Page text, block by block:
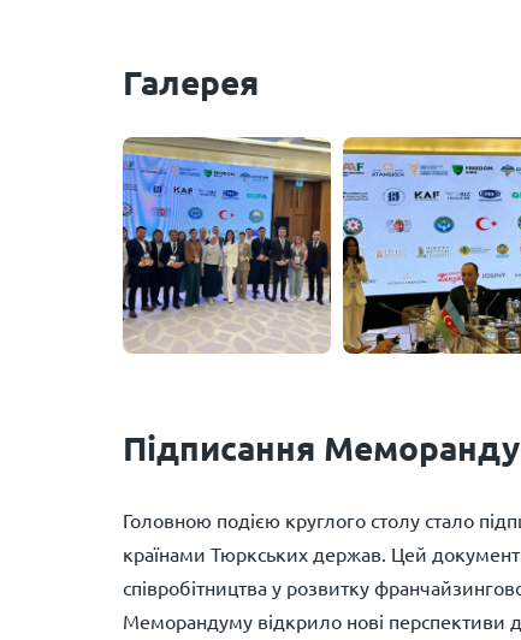
Галерея
Підписання
Головною подією круглого столу стало
країнами Тюркських держав. Цей
співробітництва у розвитку
Меморандуму відкрило нові перспективи